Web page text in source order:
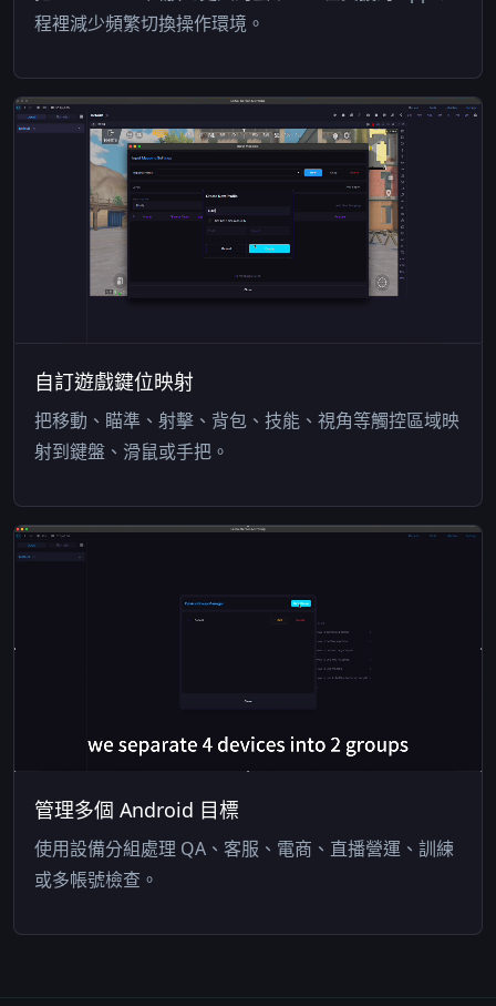
程裡減少頻繁切換操作環境。
自訂遊戲鍵位映射
把移動、瞄準、射擊、背包、技能、視角等觸控區域映
射到鍵盤、滑鼠或手把。
管理多個 Android 目標
使用設備分組處理 QA、客服、電商、直播營運、訓練
或多帳號檢查。